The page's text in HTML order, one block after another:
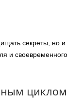
секреты, но и
и своевременного
циклом